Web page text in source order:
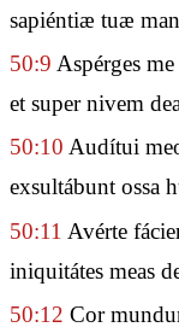
sapiéntiæ tuæ
50:9 Aspérges
et super nivem
50:10 Audítui
exsultábunt ossa
50:11 Avérte
iniquitátes meas
50:12 Cor